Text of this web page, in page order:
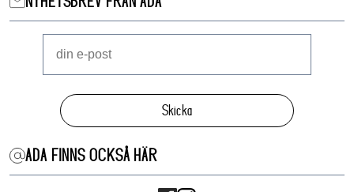
Skicka
ADA FINNS OCKSÅ HÄR